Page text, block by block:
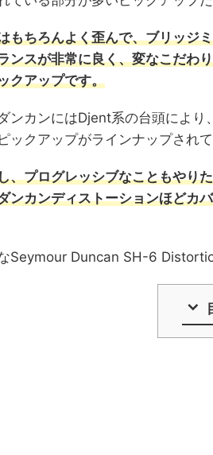
もちろんよく歪んで、ブリッジ
ンスが非常に良く、変なこだわ
クアップです。
ンカンにはDjent系の台頭によ
ックアップがラインナップされ
、プログレッシブなこともやり
ンカンディストーションほどカ
Seymour Duncan SH-6